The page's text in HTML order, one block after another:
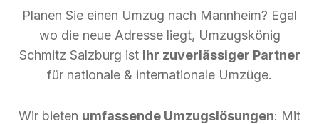
Planen Sie einen Umzug nach Mannheim? Egal
wo die neue Adresse liegt, Umzugskönig
Schmitz Salzburg ist Ihr zuverlässiger Partner
für nationale & internationale Umzüge.
Wir bieten umfassende Umzugslösungen: Mit